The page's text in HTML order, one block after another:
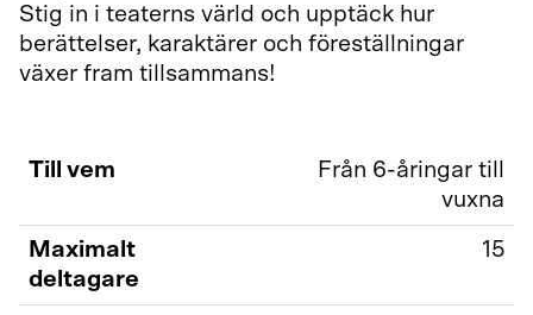
Stig in i teaterns värld och upptäck hur
berättelser, karaktärer och föreställningar
växer fram tillsammans!
Till vem
Från 6-åringar till
vuxna
Maximalt
deltagare
15